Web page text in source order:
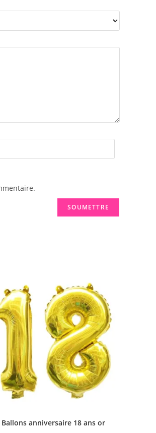
Ballons anniversaire 18 ans or